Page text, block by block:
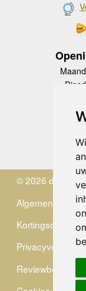
© 2026 de
Algemene
Kortingscode
Privacyverklaring
Reviewbeleid